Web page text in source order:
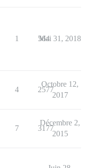
1 564
Mai 31, 2018
4 2577
Octobre 12,
2017
7 3177
Décembre 2,
2015